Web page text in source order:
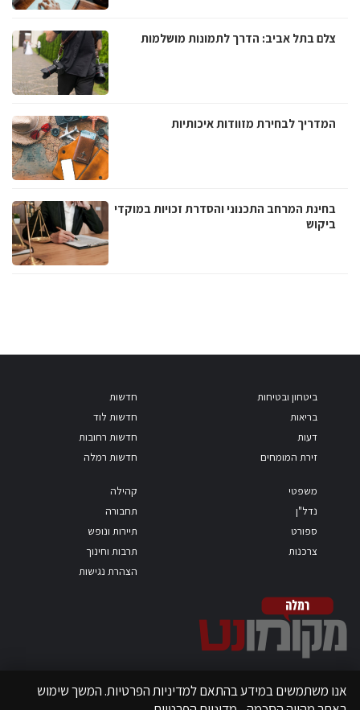
צלם בתל אביב: הדרך לתמונות מושלמות
המדריך לבחירת מזוודות איכותיות
בחינת המרחב התכנוני והסדרת זכויות במוקדי
ביקוש
ביטחון ובטיחות
בריאות
דעות
זירת המומחים
חדשות
חדשות לוד
חדשות רחובות
חדשות רמלה
משפטי
נדל"ן
ספורט
צרכנות
קהילה
תחבורה
תיירות ונופש
תרבות וחינוך
הצהרת נגישות
אנו משתמשים במידע בהתאם למדיניות הפרטיות. המשך שימוש